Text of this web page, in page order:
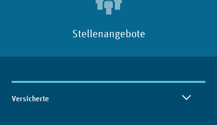
Stellenangebote
Inhaltsübersicht
Versicherte